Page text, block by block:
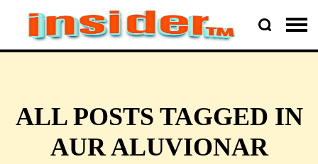
ALL POSTS TAGGED IN
AUR ALUVIONAR